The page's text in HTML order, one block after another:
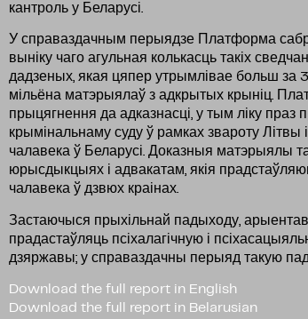
кантроль у Беларусі.
У справаздачным перыядзе Платформа
выніку чаго агульная колькасць такіх
дадзеных, якая цяпер утрымлівае больш за
мільёна матэрыялаў з адкрытых крыніц.
прыцягнення да адказнасці, у тым ліку
крымінальнаму суду ў рамках звароту
чалавека ў Беларусі. Доказныя матэрыялы
юрысдыкцыях і адвакатам, якія
чалавека ў дзвюх краінах.
Застаючыся прыхільнай падыходу,
прадастаўляць псіхалагічную і
дзяржавы; у справаздачны перыяд такую
Download the full report in English
Download the full report in Belarusian